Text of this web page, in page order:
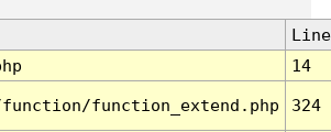
Line
14
function_extend.php 324